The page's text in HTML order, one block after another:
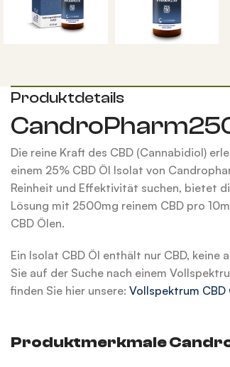
Produktdetails
Die reine Kraft des CBD (Cannabidiol)
einem 25% CBD Öl Isolat von
Reinheit und Effektivität suchen, bietet
Lösung mit 2500mg reinem CBD pro
CBD Ölen.
Ein Isolat CBD Öl enthält nur CBD, keine
Sie auf der Suche nach einem
finden Sie hier unsere: Vollspektrum CBD
Produktmerkmale